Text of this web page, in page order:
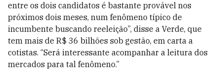
entre os dois candidatos é bastante provável nos
próximos dois meses, num fenômeno típico de
incumbente buscando reeleição”, disse a Verde, que
tem mais de R$ 36 bilhões sob gestão, em carta a
cotistas. “Será interessante acompanhar a leitura dos
mercados para tal fenômeno.”